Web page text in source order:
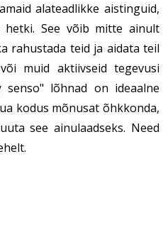
alateadlikke aistinguid,
hetki. See võib mitte ainult
rahustada teid ja aidata teil
muid aktiivseid tegevusi
senso" lõhnad on ideaalne
kodus mõnusat õhkkonda,
see ainulaadseks. Need